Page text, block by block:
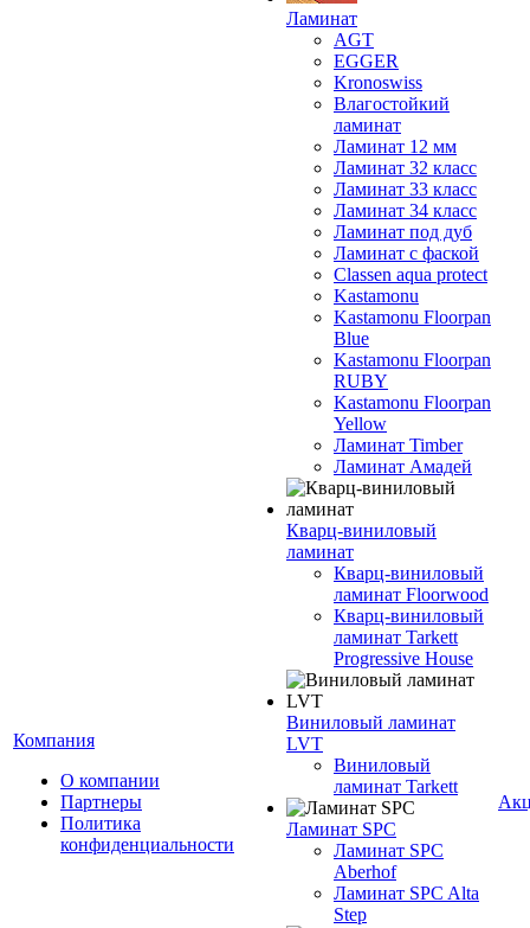
Компания
О компании
Партнеры
Политика
конфиденциальности
Ламинат
AGT
EGGER
Kronoswiss
Влагостойкий
ламинат
Ламинат 12 мм
Ламинат 32 класс
Ламинат 33 класс
Ламинат 34 класс
Ламинат под дуб
Ламинат с фаской
Classen aqua protect
Kastamonu
Kastamonu Floorpan
Blue
Kastamonu Floorpan
RUBY
Kastamonu Floorpan
Yellow
Ламинат Timber
Ламинат Амадей
Кварц-виниловый
ламинат
Кварц-виниловый
ламинат Floorwood
Кварц-виниловый
ламинат Tarkett
Progressive House
Виниловый ламинат
LVT
Виниловый
ламинат Tarkett
Ламинат SPC
Ламинат SPC
Aberhof
Ламинат SPC Alta
Step